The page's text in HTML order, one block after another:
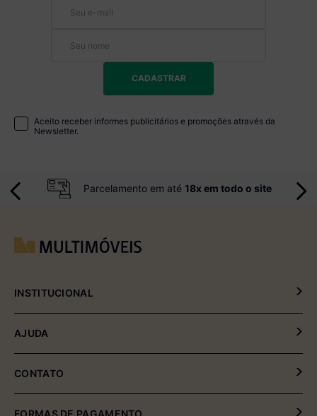
CADASTRAR
Aceito receber informes publicitários e promoções através da
Newsletter.
Parcelamento em até 18x em todo o site
INSTITUCIONAL
Política de Entrega e Devolução
AJUDA
Fale Conosco
CONTATO
(54) 2102-4000 (08:00hrs às 17:30hrs)
FORMAS DE PAGAMENTO